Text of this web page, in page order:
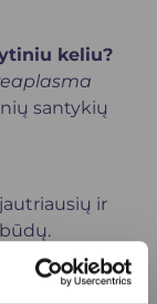
keliu?
santykių
ir
tyrimą